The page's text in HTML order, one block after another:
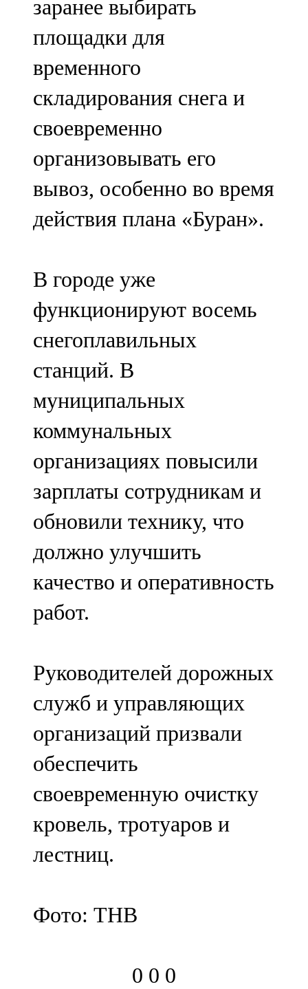
заранее выбирать
площадки для
временного
складирования снега и
своевременно
организовывать его
вывоз, особенно во время
действия плана «Буран».
В городе уже
функционируют восемь
снегоплавильных
станций. В
муниципальных
коммунальных
организациях повысили
зарплаты сотрудникам и
обновили технику, что
должно улучшить
качество и оперативность
работ.
Руководителей дорожных
служб и управляющих
организаций призвали
обеспечить
своевременную очистку
кровель, тротуаров и
лестниц.
Фото: ТНВ
0 0 0